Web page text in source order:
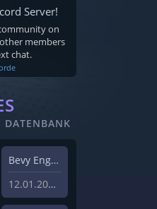
Server!
on
members
chat.
DATENBANK
Bevy Engine
12.01.2024